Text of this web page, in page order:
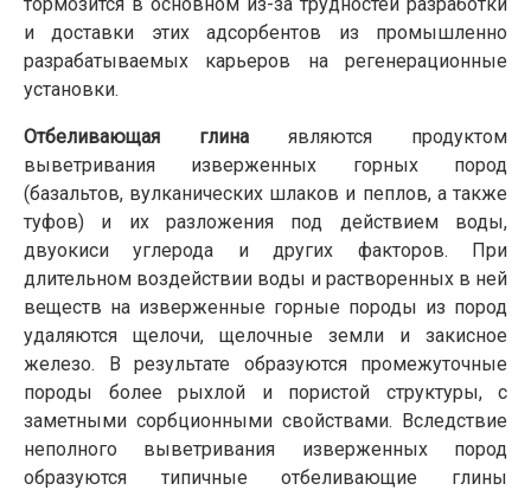
и доставки этих адсорбентов из промышленно
разрабатываемых карьеров на регенерационные
установки.
Отбеливающая глина являются продуктом
выветривания изверженных горных пород
(базальтов, вулканических шлаков и пеплов, а также
туфов) и их разложения под действием воды,
двуокиси углерода и других факторов. При
длительном воздействии воды и растворенных в ней
веществ на изверженные горные породы из пород
удаляются щелочи, щелочные земли и закисное
железо. В результате образуются промежуточные
породы более рыхлой и пористой структуры, с
заметными сорбционными свойствами. Вследствие
неполного выветривания изверженных пород
образуются типичные отбеливающие глины